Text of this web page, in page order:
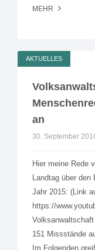
MEHR
AKTUELLES
an
30. September
Hier meine Rede
Landtag über
Jahr 2015: (Link
https://
151 Missstände
Im Folgenden